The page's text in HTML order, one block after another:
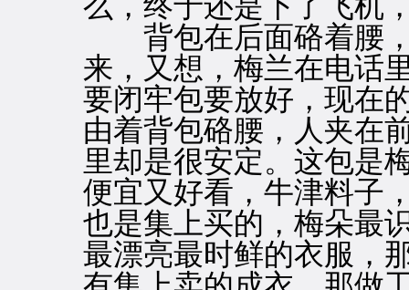
背包在后面硌着腰，
来，又想，梅兰在电话
要闭牢包要放好，现在
由着背包硌腰，人夹在
里却是很安定。这包是
便宜又好看，牛津料子
也是集上买的，梅朵最
最漂亮最时鲜的衣服，